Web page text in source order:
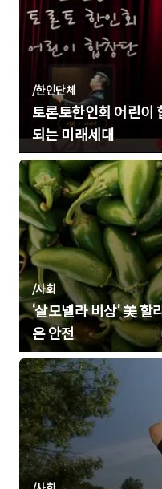
/한인단체
토론토한인회 어린이
되는 미래세대
/사회
‘살모넬라 비상’ 美
은 안전